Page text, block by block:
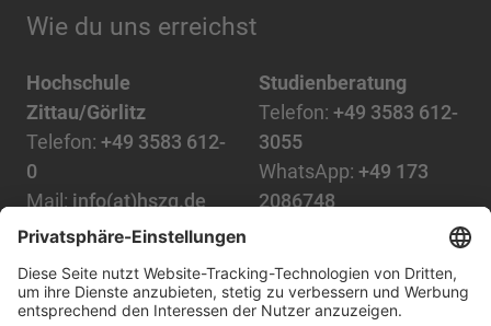
Wie du uns erreichst
Hochschule
Zittau/Görlitz
Telefon: +49 3583 612-
0
Mail: info(at)hszg.de
Studienberatung
Telefon: +49 3583 612-
3055
WhatsApp: +49 173
2086748